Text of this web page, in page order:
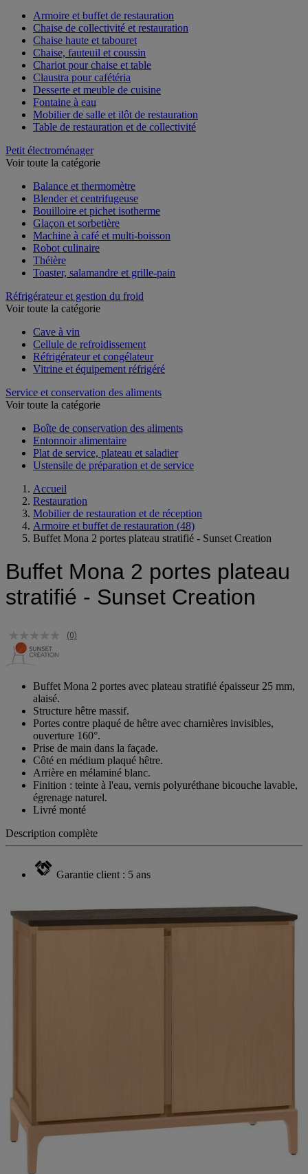
Armoire et buffet de restauration
Chaise de collectivité et restauration
Chaise haute et tabouret
Chaise, fauteuil et coussin
Chariot pour chaise et table
Claustra pour cafétéria
Desserte et meuble de cuisine
Fontaine à eau
Mobilier de salle et ilôt de restauration
Petit électroménager
Balance et thermomètre
Blender et centrifugeuse
Bouilloire et pichet isotherme
Glaçon et sorbetière
Machine à café et multi-boisson
Robot culinaire
Théière
Réfrigérateur et gestion du froid
Cave à vin
Cellule de refroidissement
Réfrigérateur et congélateur
Service et conservation des aliments
Boîte de conservation des aliments
Entonnoir alimentaire
Plat de service, plateau et saladier
Accueil
Restauration
Mobilier de restauration et de réception
Armoire et buffet de restauration (48)
Buffet Mona 2 portes plateau
stratifié - Sunset Creation
Buffet Mona 2 portes avec plateau stratifié épaisseur 25 mm,
alaisé.
Structure hêtre massif.
Portes contre plaqué de hêtre avec charnières invisibles,
ouverture 160°.
Prise de main dans la façade.
Côté en médium plaqué hêtre.
Arrière en mélaminé blanc.
Finition : teinte à l'eau, vernis polyuréthane bicouche lavable,
égrenage naturel.
Description complète